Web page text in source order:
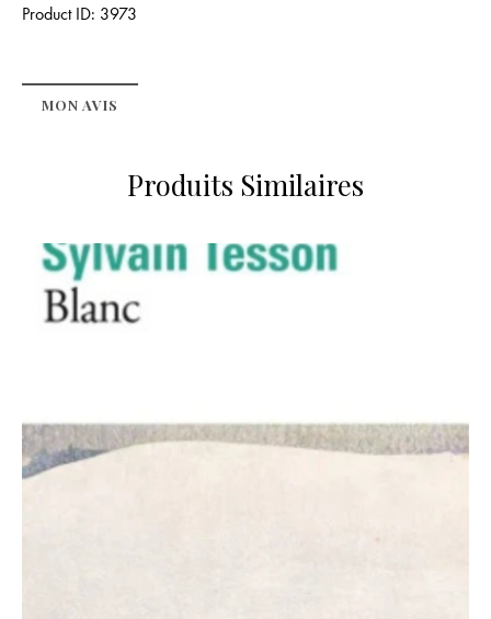
Product ID: 3973
MON AVIS
Produits Similaires